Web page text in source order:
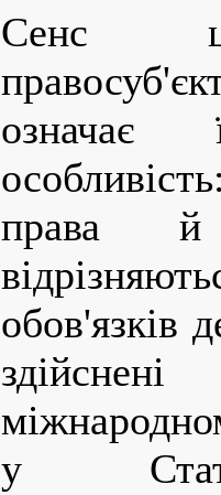
Сенс
означає
права
обов'язків
у